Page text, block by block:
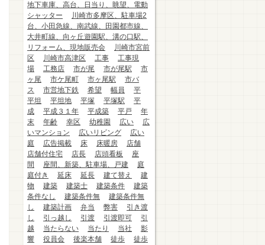
地下車庫、高台、日当り、眺望、電動
シャッター
川崎市多摩区、駐車場2
台、小田急線、南武線、田園都市線、
大井町線、向ヶ丘遊園駅、溝の口駅、
リフォーム、現地販売会
川崎市宮前
区
川崎市高津区 工事
工事現
場
工務店 市が尾 市が尾駅
市
ヶ尾
市ケ尾町 市ヶ尾駅
市バ
ス
市営地下鉄 希望 幅員
平
平坦
平坦地 平塚 平塚駅
平
成
平成３１年 平成築 平戸
年
末
年齢 幸区 幼稚園 広い
広
いマンション
広いリビング
広い
庭
広告掲載 床 床暖房
店舗
店舗付住宅
店長 店頭看板
座
間
座間、新築、駐車場、戸建
庭
庭付き
延床 延長 建て替え
建
物
建築 建築士 建築条件
建築
条件なし
建築条件無
建築条件無
し
建築計画 弁当 弊害
引き渡
し
引っ越し 引渡 引渡即可
引
越
当たらない 当たり 当社
影
響
役員会 後楽本舗 徒歩
徒歩